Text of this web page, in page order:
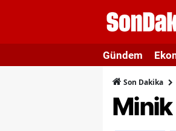
Gündem
Son Dakika
Minik